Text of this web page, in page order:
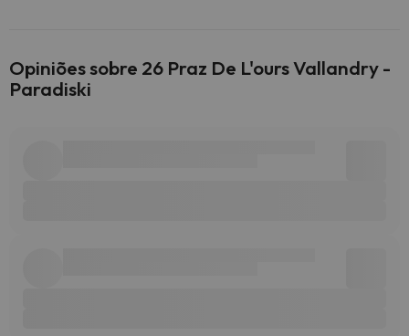
Opiniões sobre 26 Praz De L'ours Vallandry -
Paradiski